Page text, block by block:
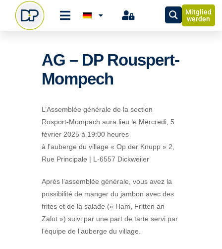
Mitglied
werden
AG – DP Rouspert-
Mompech
L’Assemblée générale de la section
Rosport-Mompach aura lieu le Mercredi, 5
février 2025 à 19:00 heures
à l’auberge du village « Op der Knupp » 2,
Rue Principale | L-6557 Dickweiler
Après l’assemblée générale, vous avez la
possibilité de manger du jambon avec des
frites et de la salade (« Ham, Fritten an
Zalot ») suivi par une part de tarte servi par
l’équipe de l’auberge du village.